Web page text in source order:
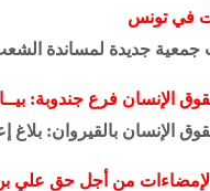
في تونس
جمعية جديدة لمساندة
الإنسان فرع جندوبة:
الإنسان بالقيروان: بلاغ
من أجل حق علي بن